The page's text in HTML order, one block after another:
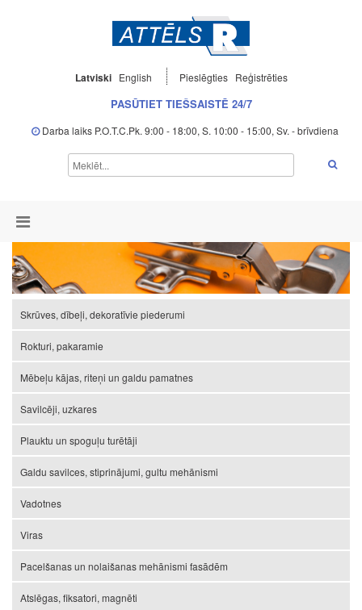
Latviski English Pieslēgties Reģistrēties
PASŪTIET TIEŠSAISTĒ 24/7
Darba laiks P.O.T.C.Pk. 9:00 - 18:00, S. 10:00 - 15:00, Sv. - brīvdiena
Skrūves, dībeļi, dekoratīvie piederumi
Rokturi, pakaramie
Mēbeļu kājas, riteņi un galdu pamatnes
Savilcēji, uzkares
Plauktu un spoguļu turētāji
Galdu savilces, stiprinājumi, gultu mehānismi
Vadotnes
Viras
Pacelšanas un nolaišanas mehānismi fasādēm
Atslēgas, fiksatori, magnēti